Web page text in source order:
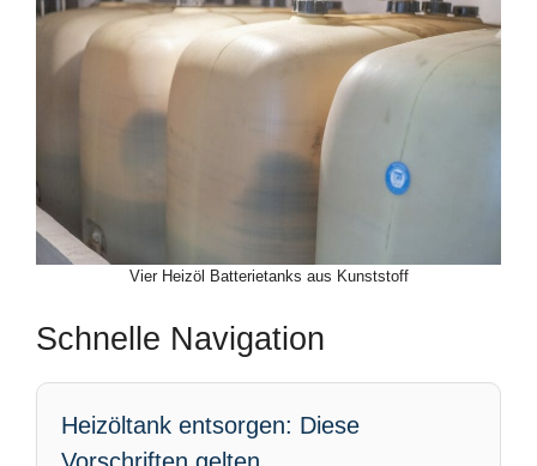
Vier Heizöl Batterietanks aus Kunststoff
Schnelle Navigation
Heizöltank entsorgen: Diese